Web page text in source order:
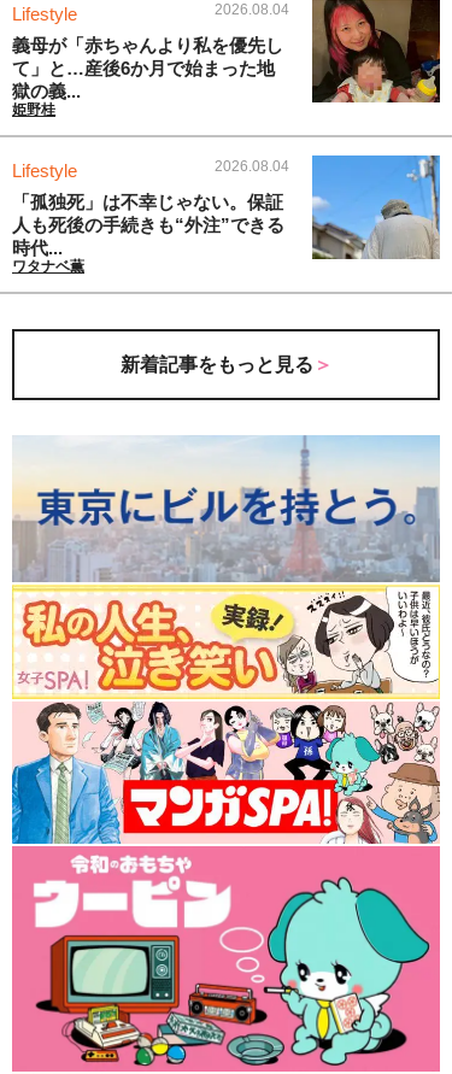
Lifestyle 2026.08.04
義母が「赤ちゃんより私を優先し
て」と…産後6か月で始まった地
獄の義...
姫野桂
Lifestyle 2026.08.04
「孤独死」は不幸じゃない。保証
人も死後の手続きも“外注”できる
時代...
ワタナベ薫
新着記事をもっと見る